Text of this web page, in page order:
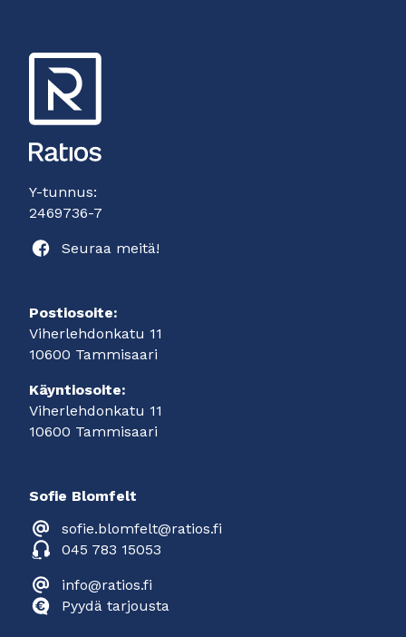
Y-tunnus:
2469736-7
Seuraa meitä!
Postiosoite:
Viherlehdonkatu 11
10600 Tammisaari
Käyntiosoite:
Viherlehdonkatu 11
10600 Tammisaari
Sofie Blomfelt
sofie.blomfelt@ratios.fi
045 783 15053
info@ratios.fi
Pyydä tarjousta